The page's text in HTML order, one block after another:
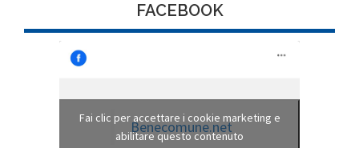
FACEBOOK
Benecomune.net
Fai clic per accettare i cookie marketing e
abilitare questo contenuto